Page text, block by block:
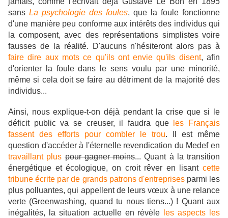
sans La psychologie des foules, que la foule fonctionne
d'une manière peu conforme aux intérêts des individus qui
la composent, avec des représentations simplistes voire
fausses de la réalité. D'aucuns n'hésiteront alors pas à
faire dire aux mots ce qu'ils ont envie qu'ils disent, afin
d'orienter la foule dans le sens voulu par une minorité,
même si cela doit se faire au détriment de la majorité des
individus...
Ainsi, nous explique-t-on déjà pendant la crise que si le
déficit public va se creuser, il faudra que
les Français
fassent des efforts pour combler le trou. Il est même
question d'accéder à l'éternelle revendication du Medef en
travaillant plus pour gagner moins... Quant à la transition
énergétique et écologique, on croit rêver en lisant cette
tribune écrite par de grands patrons d'entreprisesparmi les
plus polluantes, qui appellent de leurs vœux à une relance
verte (Greenwashing, quand tu nous tiens...) ! Quant aux
inégalités, la situation actuelle en révèle
les aspects les